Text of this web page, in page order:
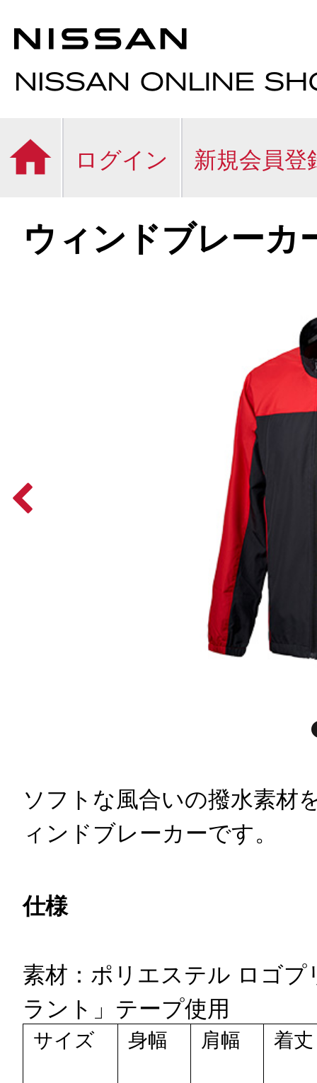
ログイン 新規会員登
ウィンドブレーカ
ソフトな風合いの撥水素材
ィンドブレーカーです。
仕様
素材：ポリエステル ロゴプ
ラント」テープ使用
サイズ 身幅 肩幅 着丈